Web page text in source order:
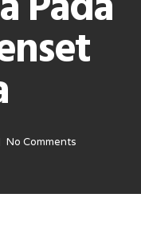
No Comments